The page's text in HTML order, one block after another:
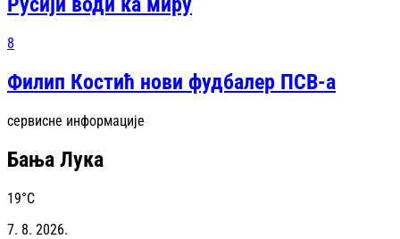
8
Филип Костић нови фудбалер ПСВ-а
сервисне информације
Бања Лука
19°C
7. 8. 2026.